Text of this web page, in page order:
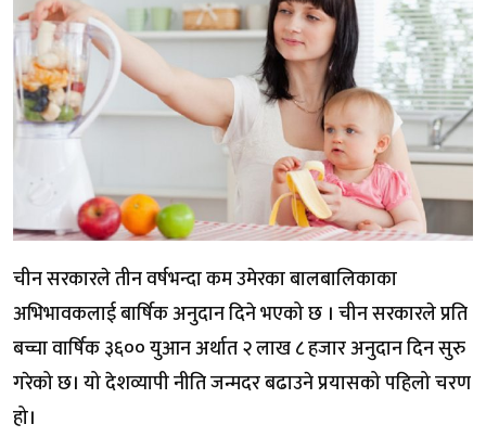
चीन सरकारले तीन वर्षभन्दा कम उमेरका बालबालिकाका
अभिभावकलाई बार्षिक अनुदान दिने भएको छ । चीन सरकारले प्रति
बच्चा वार्षिक ३६०० युआन अर्थात २ लाख ८ हजार अनुदान दिन सुरु
गरेको छ। यो देशव्यापी नीति जन्मदर बढाउने प्रयासको पहिलो चरण
हो।